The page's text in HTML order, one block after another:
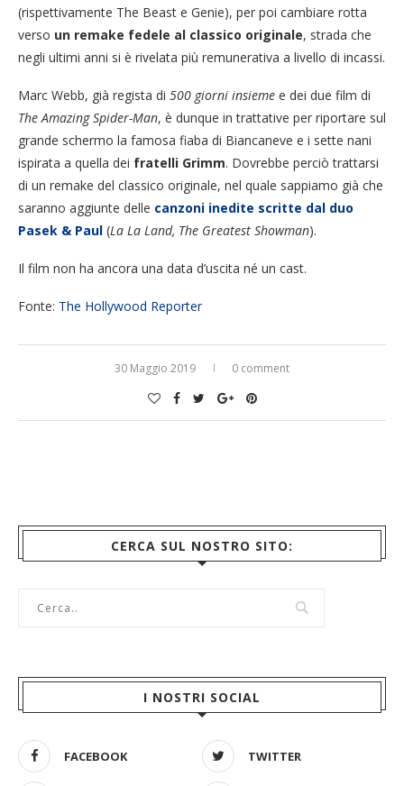
(rispettivamente The Beast e Genie), per poi cambiare rotta
verso un remake fedele al classico originale, strada che
negli ultimi anni si è rivelata più remunerativa a livello di incassi.
Marc Webb, già regista di 500 giorni insieme e dei due film di
The Amazing Spider-Man, è dunque in trattative per riportare sul
grande schermo la famosa fiaba di Biancaneve e i sette nani
ispirata a quella dei fratelli Grimm. Dovrebbe perciò trattarsi
di un remake del classico originale, nel quale sappiamo già che
saranno aggiunte delle canzoni inedite scritte dal duo
Pasek & Paul (La La Land, The Greatest Showman).
Il film non ha ancora una data d’uscita né un cast.
Fonte: The Hollywood Reporter
30 Maggio 2019 0 comment
CERCA SUL NOSTRO SITO:
I NOSTRI SOCIAL
FACEBOOK TWITTER